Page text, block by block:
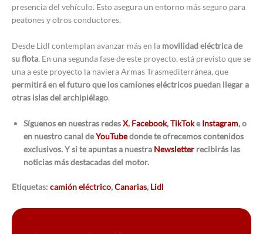
presencia del vehículo. Esto asegura un entorno más seguro para
peatones y otros conductores.
Desde Lidl contemplan avanzar más en la movilidad eléctrica de
su flota. En una segunda fase de este proyecto, está previsto que se
una a este proyecto la naviera Armas Trasmediterránea, que
permitirá en el futuro que los camiones eléctricos puedan llegar a
otras islas del archipiélago.
Síguenos en nuestras redesX, Facebook,TikTokeInstagram, o
en nuestro canal deYouTubedonde te ofrecemos contenidos
exclusivos. Y si te apuntas a nuestra Newsletter recibirás las
noticias más destacadas del motor.
Etiquetas: camión eléctrico,Canarias, Lidl